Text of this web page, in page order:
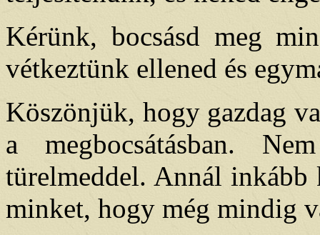
Kérünk, bocsásd meg
vétkeztünk ellened és
Köszönjük, hogy gazdag
a megbocsátásban.
türelmeddel. Annál inkább
minket, hogy még mindig